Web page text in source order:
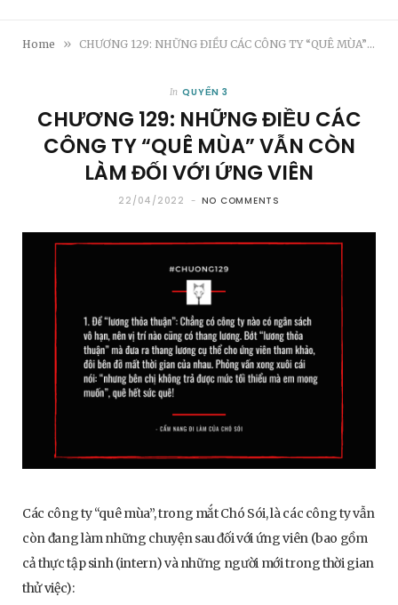
Home » CHƯƠNG 129: NHỮNG ĐIỀU CÁC CÔNG TY “QUÊ MÙA” VẪN CÒN LÀM ĐỐI VỚI ỨNG VIÊN
In QUYỂN 3
CHƯƠNG 129: NHỮNG ĐIỀU CÁC
CÔNG TY “QUÊ MÙA” VẪN CÒN
LÀM ĐỐI VỚI ỨNG VIÊN
22/04/2022 NO COMMENTS
Các công ty “quê mùa”, trong mắt Chó Sói, là các công ty vẫn
còn đang làm những chuyện sau đối với ứng viên (bao gồm
cả thực tập sinh (intern) và những người mới trong thời gian
thử việc):